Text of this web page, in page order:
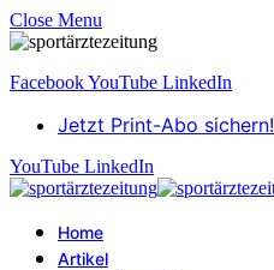
Close Menu
FacebookYouTube LinkedIn
Jetzt Print-Abo sichern!
YouTube LinkedIn
Home
Artikel